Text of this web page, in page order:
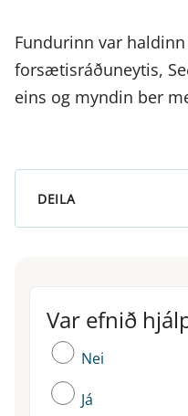
Fundurinn var
forsætisráðuneytis,
eins og myndin ber
DEILA
Var efnið
Var efnið
Nei
Já